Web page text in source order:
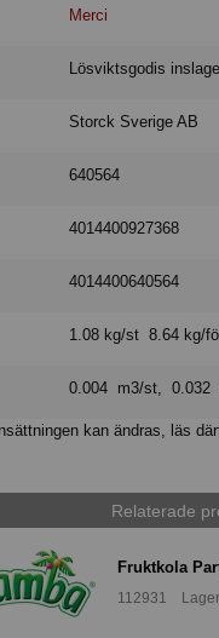
Merci
Lösviktsgodis
Storck Sverige AB
640564
4014400927368
4014400640564
1.08 kg/st 8.64 kg/
0.004 m3/st, 0.032
kan ändras, läs
Relaterade
Fruktkola
112931